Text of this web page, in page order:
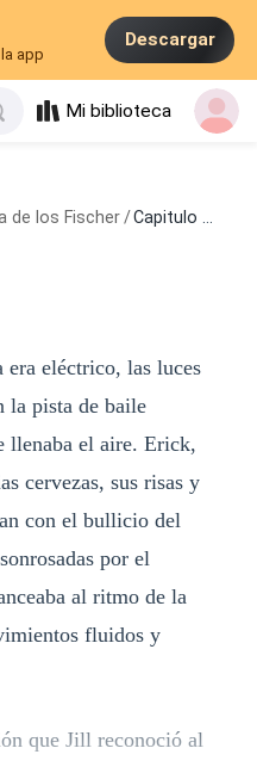
app
Descargar
Mi biblioteca
de los Fischer /Capitulo 12
era eléctrico, las luces
la pista de baile
llenaba el aire. Erick,
cervezas, sus risas y
con el bullicio del
por el
al ritmo de la
fluidos y
que Jill reconoció al